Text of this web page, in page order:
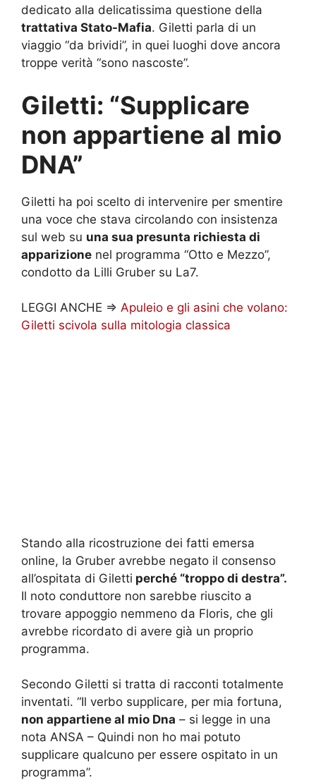
dedicato alla delicatissima questione della
trattativa Stato-Mafia. Giletti parla di un
viaggio “da brividi”, in quei luoghi dove ancora
troppe verità “sono nascoste”.
Giletti: “Supplicare
non appartiene al mio
DNA”
Giletti ha poi scelto di intervenire per smentire
una voce che stava circolando con insistenza
sul web su una sua presunta richiesta di
apparizione nel programma “Otto e Mezzo”,
condotto da Lilli Gruber su La7.
LEGGI ANCHE => Apuleio e gli asini che volano:
Giletti scivola sulla mitologia classica
Stando alla ricostruzione dei fatti emersa
online, la Gruber avrebbe negato il consenso
all’ospitata di Giletti perché “troppo di destra”.
Il noto conduttore non sarebbe riuscito a
trovare appoggio nemmeno da Floris, che gli
avrebbe ricordato di avere già un proprio
programma.
Secondo Giletti si tratta di racconti totalmente
inventati. “Il verbo supplicare, per mia fortuna,
non appartiene al mio Dna – si legge in una
nota ANSA – Quindi non ho mai potuto
supplicare qualcuno per essere ospitato in un
programma”.